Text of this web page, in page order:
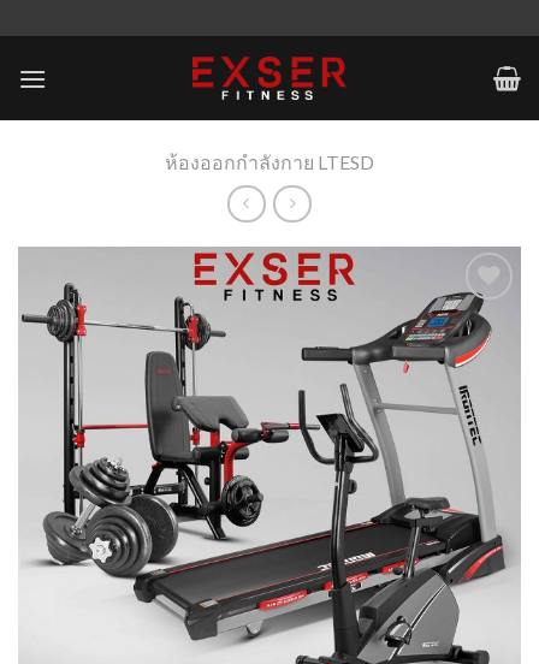
to
content
ห้องออกกำลังกาย LTESD
Add to
Wishlist